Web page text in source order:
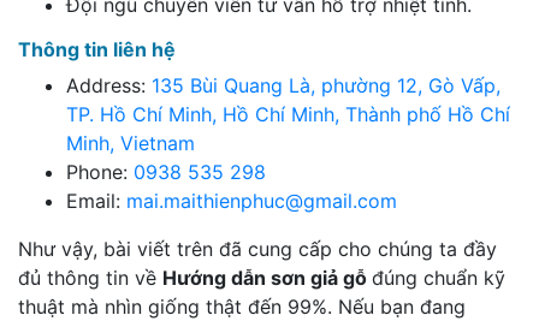
Đội ngũ chuyên viên tư vấn hỗ trợ nhiệt tình.
Thông tin liên hệ
Address: 135 Bùi Quang Là, phường 12, Gò Vấp,
TP. Hồ Chí Minh, Hồ Chí Minh, Thành phố Hồ Chí
Minh, Vietnam
Phone: 0938 535 298
Email: mai.maithienphuc@gmail.com
Như vậy, bài viết trên đã cung cấp cho chúng ta đầy
đủ thông tin về Hướng dẫn sơn giả gỗ đúng chuẩn kỹ
thuật mà nhìn giống thật đến 99%. Nếu bạn đang